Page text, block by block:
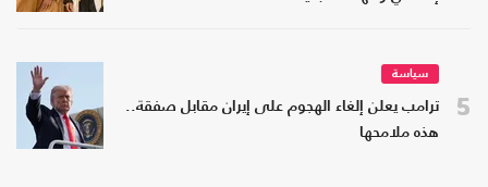
5
سياسة
ترامب يعلن إلغاء الهجوم على إيران مقابل صفقة..
هذه ملامحها